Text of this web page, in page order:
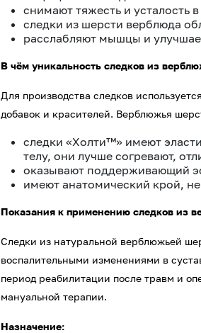
снимают тяжесть и усталость в
следки из шерсти верблюда
расслабляют мышцы и
В чём уникальность следков из
Для производства следков
добавок и красителей. Верблюжья
следки «Холти™» имеют
телу, они лучше согревают,
оказывают поддерживающий
имеют анатомический крой,
Показания к применению следков из
Следки из натуральной верблюжьей
воспалительными изменениями в
период реабилитации после травм и
мануальной терапии.
Назначение: